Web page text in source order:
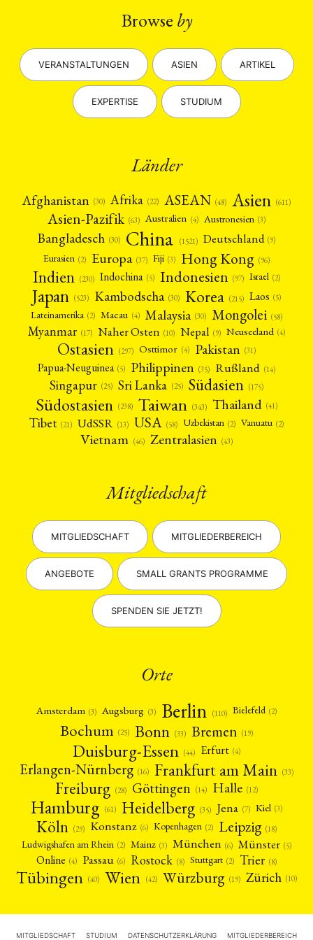
Browse by
VERANSTALTUNGEN ASIEN ARTIKEL
EXPERTISE STUDIUM
Länder
Afghanistan (30) Afrika (22) ASEAN (48) Asien (611)
Asien-Pazifik (63) Australien (4) Austronesien (3)
Bangladesch (30) China (1521) Deutschland (9)
Eurasien (2) Europa (37) Fiji (3) Hong Kong (96)
Indien (230) Indochina (5) Indonesien (97) Israel (2)
Japan (523) Kambodscha (30) Korea (215) Laos (5)
Lateinamerika (2) Macau (4) Malaysia (30) Mongolei (58)
Myanmar (17) Naher Osten (10) Nepal (9) Neuseeland (4)
Ostasien (297) Osttimor (4) Pakistan (31)
Papua-Neuguinea (5) Philippinen (35) Rußland (14)
Singapur (25) Sri Lanka (25) Südasien (175)
Südostasien (238) Taiwan (343) Thailand (41)
Tibet (21) UdSSR (13) USA (58) Uzbekistan (2) Vanuatu (2)
Vietnam (46) Zentralasien (43)
Mitgliedschaft
MITGLIEDSCHAFT MITGLIEDERBEREICH
ANGEBOTE SMALL GRANTS PROGRAMME
SPENDEN SIE JETZT!
Orte
Amsterdam (3) Augsburg (3) Berlin (110) Bielefeld (2)
Bochum (25) Bonn (33) Bremen (19)
Duisburg-Essen (44) Erfurt (4)
Erlangen-Nürnberg (16) Frankfurt am Main (33)
Freiburg (28) Göttingen (14) Halle (12)
Hamburg (61) Heidelberg (35) Jena (7) Kiel (3)
Köln (29) Konstanz (6) Kopenhagen (2) Leipzig (18)
Ludwigshafen am Rhein (2) Mainz (3) München (6) Münster (5)
Online (4) Passau (6) Rostock (8) Stuttgart (2) Trier (8)
Tübingen (40) Wien (42) Würzburg (19) Zürich (10)
MITGLIEDSCHAFT STUDIUM DATENSCHUTZERKLÄRUNG MITGLIEDERBEREICH